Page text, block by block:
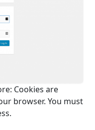
Cookies are
browser. You must